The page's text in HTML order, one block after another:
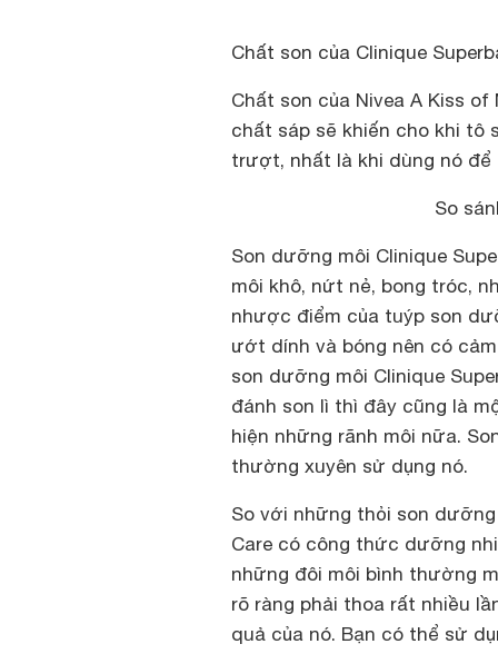
Chất son của Clinique
Chất son của Nivea A Kiss
chất sáp sẽ khiến cho khi tô
trượt, nhất là khi dùng nó
So
Son dưỡng môi Clinique
môi khô, nứt nẻ, bong tróc,
nhược điểm của tuýp son
ướt dính và bóng nên có
son dưỡng môi Clinique
đánh son lì thì đây cũng là
hiện những rãnh môi nữa.
thường xuyên sử dụng nó.
So với những thỏi son dưỡng
Care có công thức dưỡng
những đôi môi bình thường
rõ ràng phải thoa rất nhiều
quả của nó. Bạn có thể sử